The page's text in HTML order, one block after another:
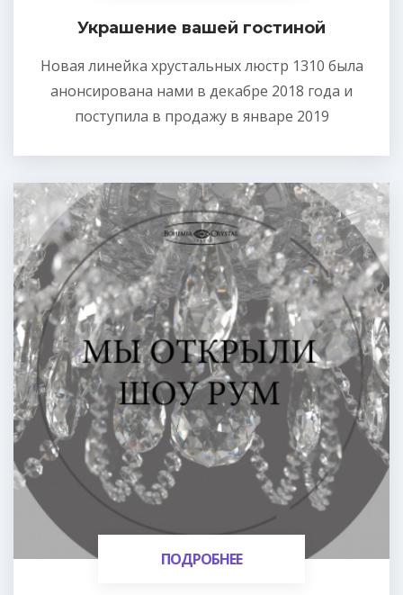
Украшение вашей гостиной
Новая линейка хрустальных люстр 1310 была
анонсирована нами в декабре 2018 года и
поступила в продажу в январе 2019
ПОДРОБНЕЕ
ПОДРОБНЕЕ